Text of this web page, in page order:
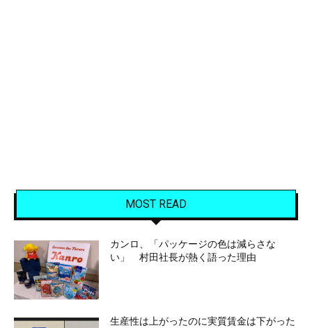
MOST READ
カンロ、「パッケージの色は減らさな
い」 村田社長が熱く語った理由
生産性は上がったのに実質賃金は下がった